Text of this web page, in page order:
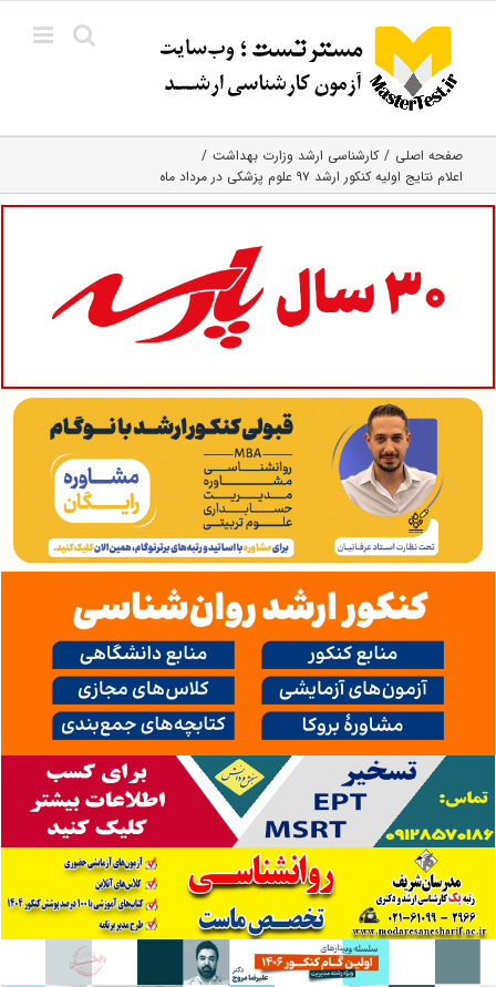
content
صفحه اصلی
کارشناسی ارشد وزارت بهداشت
اعلام نتایج اولیه کنکور ارشد ۹۷ علوم پزشکی در مرداد ماه